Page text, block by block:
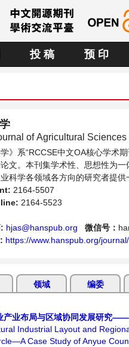
投 稿 预 印
of Agricultural Sciences
学》系“RCCSE中文OA核心学术
文。本刊集学术性、思想性为
科学各领域各方向的研究者提
2164-5507
2164-5523
hjas@hanspub.org 微信号：
https://www.hanspub.org/
领域 编委
产业布局与区域协同发展研究
Industrial Layout and
Case Study of Anyue